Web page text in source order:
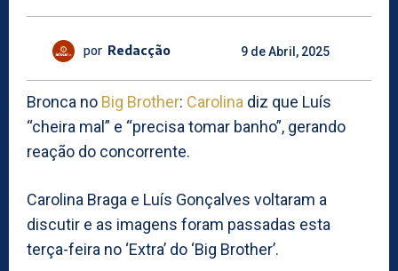
por Redacção 9 de Abril, 2025
Bronca no Big Brother: Carolina diz que Luís
“cheira mal” e “precisa tomar banho”, gerando
reação do concorrente.
Carolina Braga e Luís Gonçalves voltaram a
discutir e as imagens foram passadas esta
terça-feira no ‘Extra’ do ‘Big Brother’.